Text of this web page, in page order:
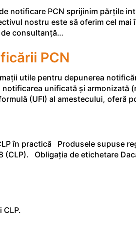
notificare PCN sprijinim părțile
nostru este să oferim cel
consultanță…
PCN
utile pentru depunerea
unificată și armonizată
(UFI) al amestecului, oferă
în practică Produsele supuse
Obligația de etichetare
CLP.